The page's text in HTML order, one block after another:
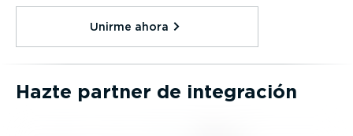
Unirme ahora⁠
Hazte partner de integración